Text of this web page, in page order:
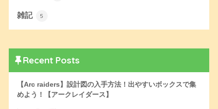
雑記 5
Recent Posts
【Arc raiders】設計図の入手方法！出やすいボックスで集
めよう！【アークレイダース】